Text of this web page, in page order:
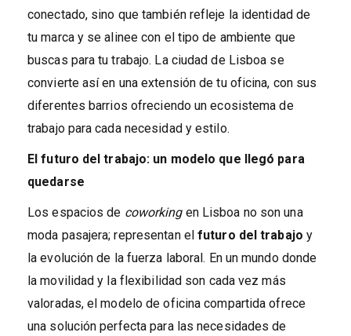
conectado, sino que también refleje la identidad de
tu marca y se alinee con el tipo de ambiente que
buscas para tu trabajo. La ciudad de Lisboa se
convierte así en una extensión de tu oficina, con sus
diferentes barrios ofreciendo un ecosistema de
trabajo para cada necesidad y estilo.
El futuro del trabajo: un modelo que llegó para
quedarse
Los espacios de coworkingen Lisboa no son una
moda pasajera; representan elfuturo del trabajo y
la evolución de la fuerza laboral. En un mundo donde
la movilidad y la flexibilidad son cada vez más
valoradas, el modelo de oficina compartida ofrece
una solución perfecta para las necesidades de